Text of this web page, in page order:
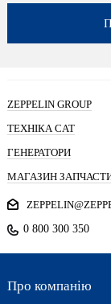
ZEPPELIN GROUP
ТЕХНІКА CAT
ГЕНЕРАТОРИ
МАГАЗИН
0 800 300 350
Про компанію